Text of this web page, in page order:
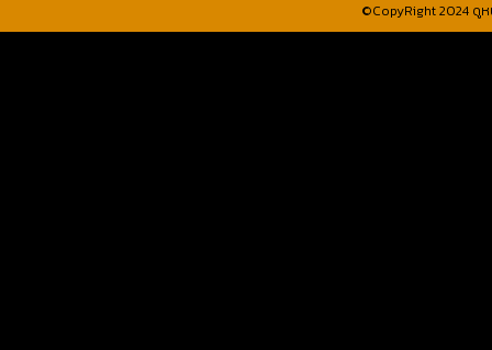
©CopyRight 2024 ดู